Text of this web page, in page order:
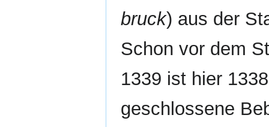
bruck) aus der
Schon vor dem
1339 ist hier
geschlossene